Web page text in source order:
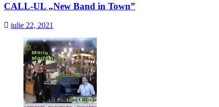
CALL-UL „New Band in Town”
iulie 22, 2021